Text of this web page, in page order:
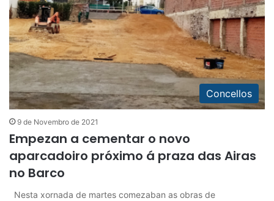
Concellos
9 de Novembro de 2021
Empezan a cementar o novo
aparcadoiro próximo á praza das Airas
no Barco
Nesta xornada de martes comezaban as obras de